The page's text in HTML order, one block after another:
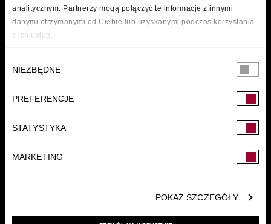
analitycznym. Partnerzy mogą połączyć te informacje z innymi
danymi otrzymanymi od Ciebie lub uzyskanymi podczas korzystania
z ich usług.
zgody
NIEZBĘDNE
PREFERENCJE
STATYSTYKA
MARKETING
POKAŻ SZCZEGÓŁY
FUNDACJA